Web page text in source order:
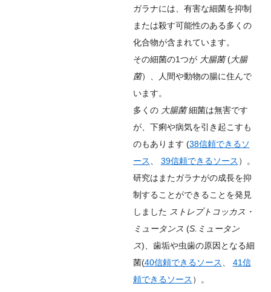
ガラナには、有害な細菌を抑制
または殺す可能性のある多くの
化合物が含まれています。
その細菌の1つが 大腸菌(大腸
菌）、人間や動物の腸に住んで
います。
多くの 大腸菌細菌は無害です
が、下痢や病気を引き起こすも
のもあります (38信頼できるソ
ース
39信頼できるソース ）。
研究はまたガラナがの成長を抑
制することができることを発見
しました ストレプトコッカス・
ミュータンス (S.ミュータン
ス)、歯垢や虫歯の原因となる細
菌(40信頼できるソース 41信
頼できるソース ）。